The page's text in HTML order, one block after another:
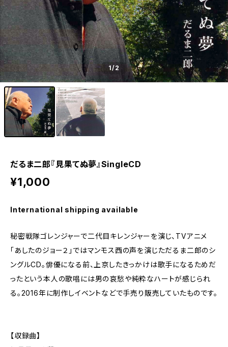
1/2
だるま二郎『見果てぬ夢』SingleCD
¥1,000
International shipping available
秘密戦隊ゴレンジャーで二代目キレンジャーを演じ、TVアニメ
「あしたのジョー２」ではマンモス西の声を演じただるま二郎のシ
ングルCD。俳優になる前、上京したきっかけは歌手になるためだ
ったという本人の歌唱には男の哀愁や純粋なハートが感じられ
る。2016年に制作しイベントなどで手売り販売していたものです。
【収録曲】